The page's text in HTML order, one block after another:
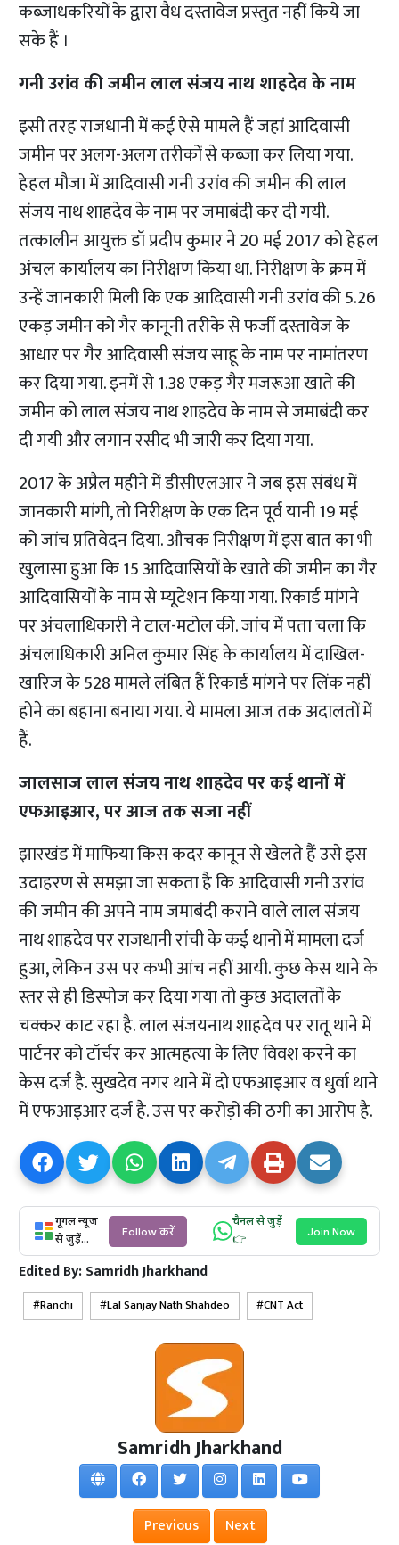
कब्जाधकरियों के द्वारा वैध दस्तावेज प्रस्तुत नहीं किये जा
सके हैं ।
गनी उरांव की जमीन लाल संजय नाथ शाहदेव के नाम
इसी तरह राजधानी में कई ऐसे मामले हैं जहां आदिवासी
जमीन पर अलग-अलग तरीकों से कब्जा कर लिया गया.
हेहल मौजा में आदिवासी गनी उरांव की जमीन की लाल
संजय नाथ शाहदेव के नाम पर जमाबंदी कर दी गयी.
तत्कालीन आयुक्त डॉ प्रदीप कुमार ने 20 मई 2017 को हेहल
अंचल कार्यालय का निरीक्षण किया था. निरीक्षण के क्रम में
उन्हें जानकारी मिली कि एक आदिवासी गनी उरांव की 5.26
एकड़ जमीन को गैर कानूनी तरीके से फर्जी दस्तावेज के
आधार पर गैर आदिवासी संजय साहू के नाम पर नामांतरण
कर दिया गया. इनमें से 1.38 एकड़ गैर मजरूआ खाते की
जमीन को लाल संजय नाथ शाहदेव के नाम से जमाबंदी कर
दी गयी और लगान रसीद भी जारी कर दिया गया.
2017 के अप्रैल महीने में डीसीएलआर ने जब इस संबंध में
जानकारी मांगी, तो निरीक्षण के एक दिन पूर्व यानी 19 मई
को जांच प्रतिवेदन दिया. औचक निरीक्षण में इस बात का भी
खुलासा हुआ कि 15 आदिवासियों के खाते की जमीन का गैर
आदिवासियों के नाम से म्यूटेशन किया गया. रिकार्ड मांगने
पर अंचलाधिकारी ने टाल-मटोल की. जांच में पता चला कि
अंचलाधिकारी अनिल कुमार सिंह के कार्यालय में दाखिल-
खारिज के 528 मामले लंबित हैं रिकार्ड मांगने पर लिंक नहीं
होने का बहाना बनाया गया. ये मामला आज तक अदालतों में
हैं.
जालसाज लाल संजय नाथ शाहदेव पर कई थानों में
एफआइआर, पर आज तक सजा नहीं
झारखंड में माफिया किस कदर कानून से खेलते हैं उसे इस
उदाहरण से समझा जा सकता है कि आदिवासी गनी उरांव
की जमीन की अपने नाम जमाबंदी कराने वाले लाल संजय
नाथ शाहदेव पर राजधानी रांची के कई थानों में मामला दर्ज
हुआ, लेकिन उस पर कभी आंच नहीं आयी. कुछ केस थाने के
स्तर से ही डिस्पोज कर दिया गया तो कुछ अदालतों के
चक्कर काट रहा है. लाल संजयनाथ शाहदेव पर रातू थाने में
पार्टनर को टॉर्चर कर आत्महत्या के लिए विवश करने का
केस दर्ज है. सुखदेव नगर थाने में दो एफआइआर व धुर्वा थाने
में एफआइआर दर्ज है. उस पर करोड़ों की ठगी का आरोप है.
गूगल न्यूज
से जुड़ें...
Follow करें
चैनल से जुड़ें
👉
Join Now
Edited By:Samridh Jharkhand
Ranchi Lal Sanjay Nath Shahdeo CNT Act
Samridh Jharkhand
Previous Next